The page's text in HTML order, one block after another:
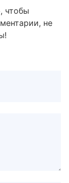
чтобы
не